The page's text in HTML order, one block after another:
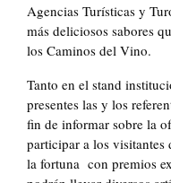
Agencias Turísticas y
más deliciosos sabores
los Caminos del Vino.
Tanto en el stand
presentes las y los
fin de informar sobre la
participar a los visitantes
la fortuna con premios